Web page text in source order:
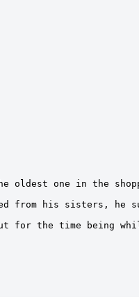
oldest one in the
from his sisters, he
for the time being